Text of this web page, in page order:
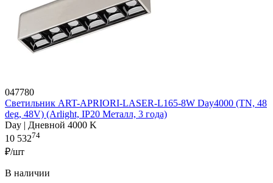
047780
Светильник ART-APRIORI-LASER-L165-8W Day4000 (TN, 48
deg, 48V) (Arlight, IP20 Металл, 3 года)
Day | Дневной 4000 K
10 53274
₽/шт
В наличии